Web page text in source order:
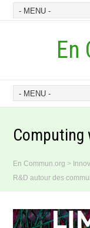
En
Computing
En Commun.org >
R&D autour des